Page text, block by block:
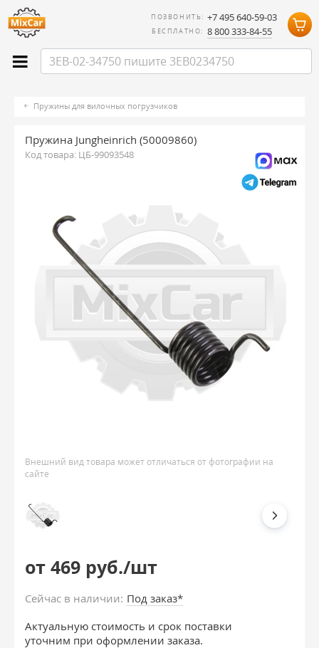
ПОЗВОНИТЬ: +7 495 640-59-03
БЕСПЛАТНО: 8 800 333-84-55
Пружины для вилочных погрузчиков
Пружина Jungheinrich (50009860)
Код товара: ЦБ-99093548
Внешний вид товара может отличаться от фотографии на
сайте
от 469 руб./шт
Сейчас в наличии: Под заказ*
Актуальную стоимость и срок поставки
уточним при оформлении заказа.